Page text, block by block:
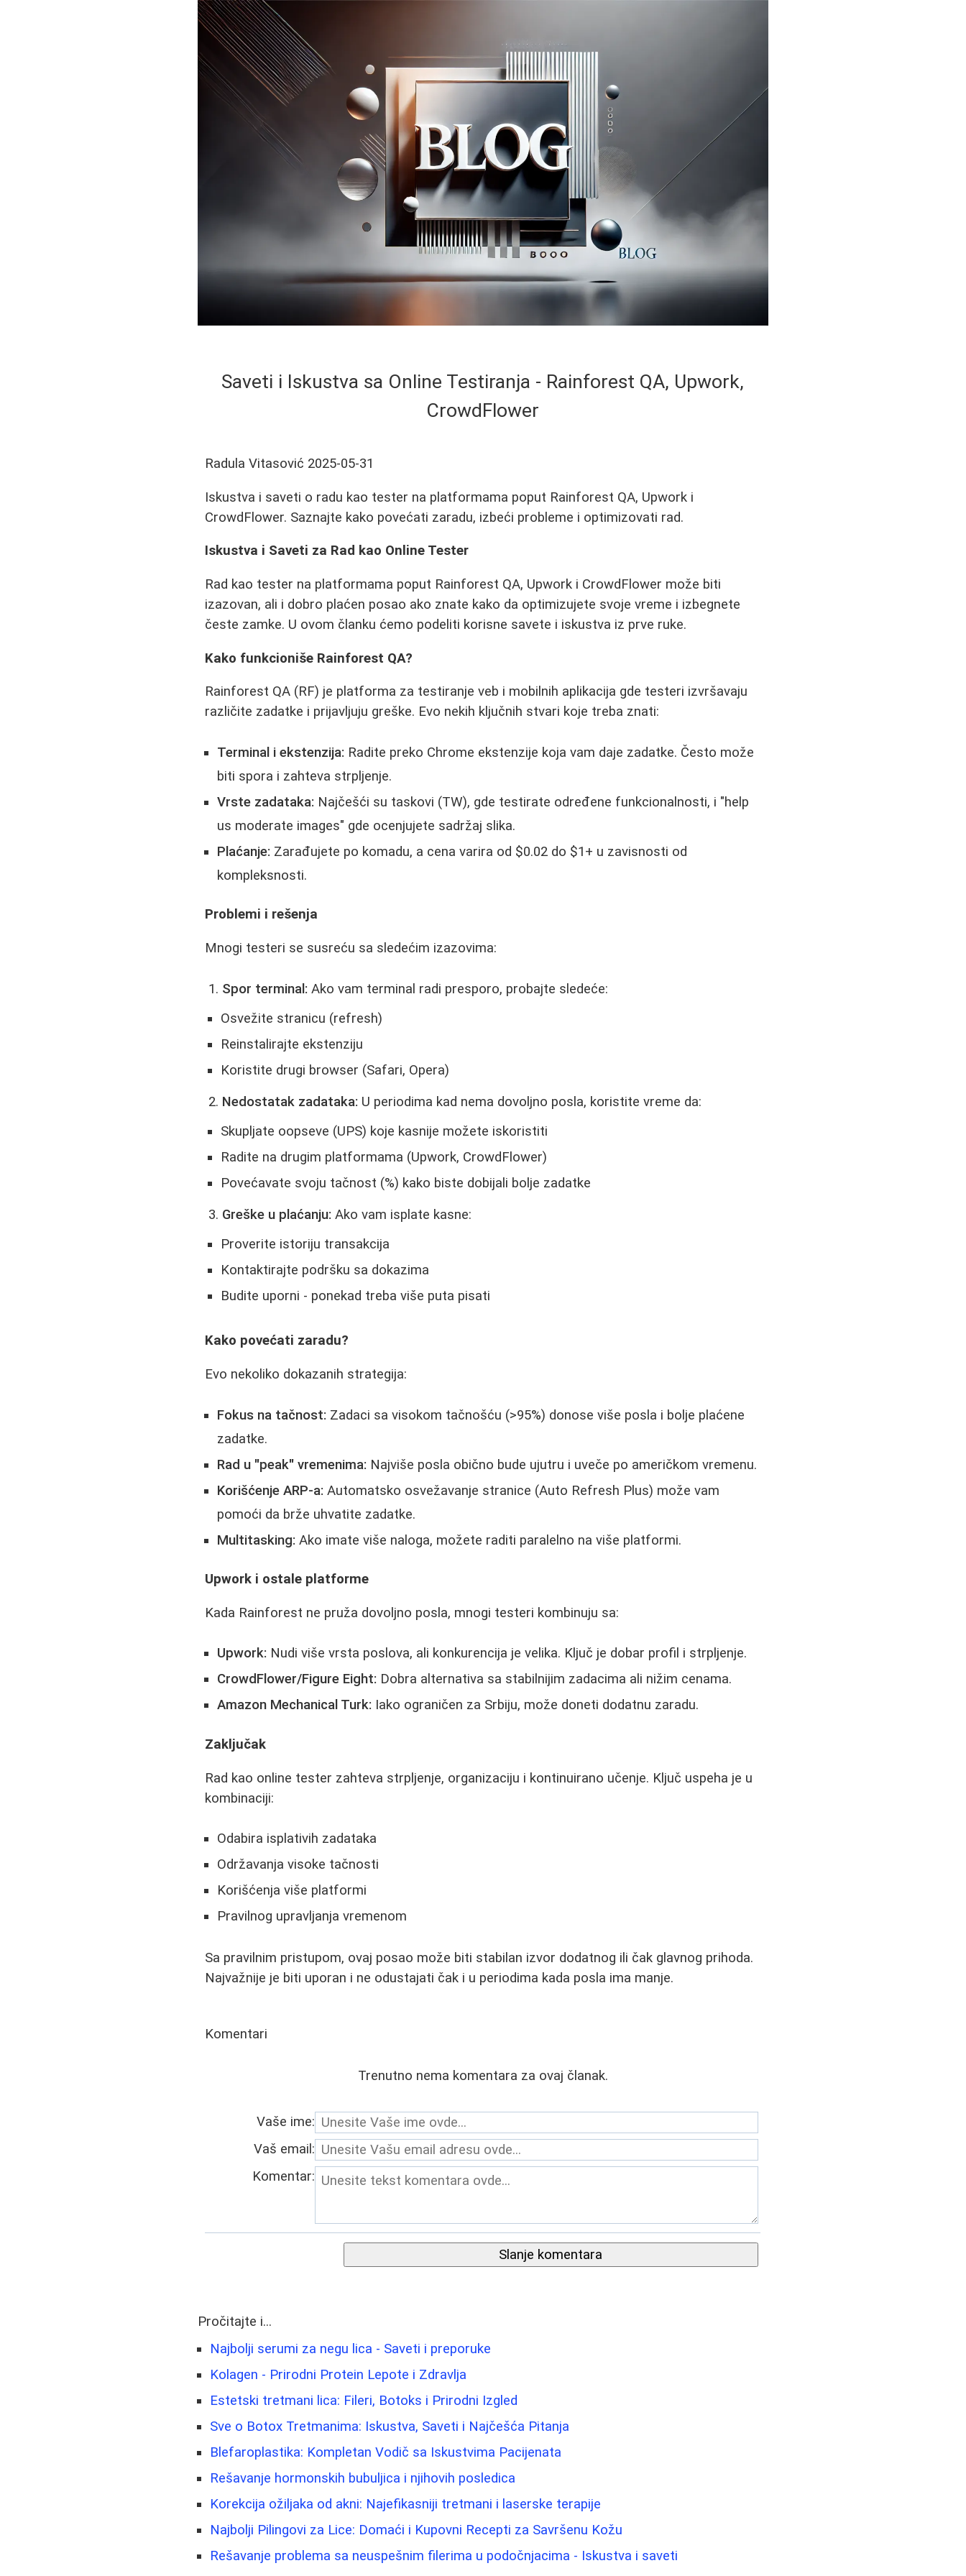
Saveti i Iskustva sa Online Testiranja - Rainforest QA, Upwork,
CrowdFlower
Radula Vitasović 2025-05-31
Iskustva i saveti o radu kao tester na platformama poput Rainforest QA, Upwork i
CrowdFlower. Saznajte kako povećati zaradu, izbeći probleme i optimizovati rad.
Iskustva i Saveti za Rad kao Online Tester
Rad kao tester na platformama poput Rainforest QA, Upwork i CrowdFlower može biti
izazovan, ali i dobro plaćen posao ako znate kako da optimizujete svoje vreme i izbegnete
česte zamke. U ovom članku ćemo podeliti korisne savete i iskustva iz prve ruke.
Kako funkcioniše Rainforest QA?
Rainforest QA (RF) je platforma za testiranje veb i mobilnih aplikacija gde testeri izvršavaju
različite zadatke i prijavljuju greške. Evo nekih ključnih stvari koje treba znati:
Terminal i ekstenzija: Radite preko Chrome ekstenzije koja vam daje zadatke. Često može
biti spora i zahteva strpljenje.
Vrste zadataka: Najčešći su taskovi (TW), gde testirate određene funkcionalnosti, i "help
us moderate images" gde ocenjujete sadržaj slika.
Plaćanje: Zarađujete po komadu, a cena varira od $0.02 do $1+ u zavisnosti od
kompleksnosti.
Problemi i rešenja
Mnogi testeri se susreću sa sledećim izazovima:
Spor terminal: Ako vam terminal radi presporo, probajte sledeće:
Osvežite stranicu (refresh)
Reinstalirajte ekstenziju
Koristite drugi browser (Safari, Opera)
Nedostatak zadataka: U periodima kad nema dovoljno posla, koristite vreme da:
Skupljate oopseve (UPS) koje kasnije možete iskoristiti
Radite na drugim platformama (Upwork, CrowdFlower)
Povećavate svoju tačnost (%) kako biste dobijali bolje zadatke
Greške u plaćanju: Ako vam isplate kasne:
Proverite istoriju transakcija
Kontaktirajte podršku sa dokazima
Budite uporni - ponekad treba više puta pisati
Kako povećati zaradu?
Evo nekoliko dokazanih strategija:
Fokus na tačnost: Zadaci sa visokom tačnošću (>95%) donose više posla i bolje plaćene
zadatke.
Rad u "peak" vremenima: Najviše posla obično bude ujutru i uveče po američkom vremenu.
Korišćenje ARP-a: Automatsko osvežavanje stranice (Auto Refresh Plus) može vam
pomoći da brže uhvatite zadatke.
Multitasking: Ako imate više naloga, možete raditi paralelno na više platformi.
Upwork i ostale platforme
Kada Rainforest ne pruža dovoljno posla, mnogi testeri kombinuju sa:
Upwork: Nudi više vrsta poslova, ali konkurencija je velika. Ključ je dobar profil i strpljenje.
CrowdFlower/Figure Eight: Dobra alternativa sa stabilnijim zadacima ali nižim cenama.
Amazon Mechanical Turk: Iako ograničen za Srbiju, može doneti dodatnu zaradu.
Zaključak
Rad kao online tester zahteva strpljenje, organizaciju i kontinuirano učenje. Ključ uspeha je u
kombinaciji:
Odabira isplativih zadataka
Održavanja visoke tačnosti
Korišćenja više platformi
Pravilnog upravljanja vremenom
Sa pravilnim pristupom, ovaj posao može biti stabilan izvor dodatnog ili čak glavnog prihoda.
Najvažnije je biti uporan i ne odustajati čak i u periodima kada posla ima manje.
Komentari
Trenutno nema komentara za ovaj članak.
Vaše ime:
Vaš email:
Komentar:
Slanje komentara
Pročitajte i...
Najbolji serumi za negu lica - Saveti i preporuke
Kolagen - Prirodni Protein Lepote i Zdravlja
Estetski tretmani lica: Fileri, Botoks i Prirodni Izgled
Sve o Botox Tretmanima: Iskustva, Saveti i Najčešća Pitanja
Blefaroplastika: Kompletan Vodič sa Iskustvima Pacijenata
Rešavanje hormonskih bubuljica i njihovih posledica
Korekcija ožiljaka od akni: Najefikasniji tretmani i laserske terapije
Najbolji Pilingovi za Lice: Domaći i Kupovni Recepti za Savršenu Kožu
Rešavanje problema sa neuspešnim filerima u podočnjacima - Iskustva i saveti